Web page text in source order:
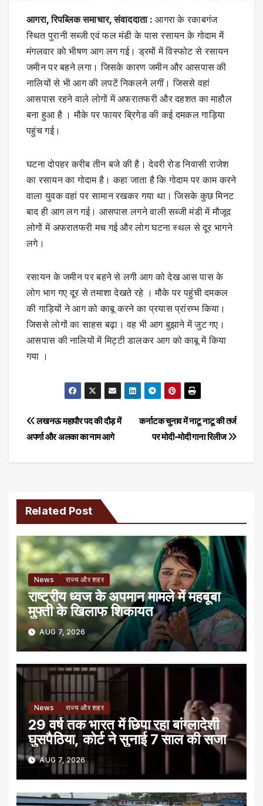
आगरा, रिपब्लिक समाचार, संवाददाता : आगरा के रकाबगंज
स्थित पुरानी सब्जी एवं फल मंडी के पास रसायन के गोदाम में
मंगलवार काे भीषण आग लग गई। ड्रमों में विस्फोट से रसायन
जमीन पर बहने लगा। जिसके कारण जमीन और आसपास की
नालियों से भी आग की लपटें निकलने लगीं। जिससे वहां
आसपास रहने वाले लोगों में अफरातफरी और दहशत का माहौल
बना हुआ है । मौके पर फायर ब्रिगेड की कई दमकल गाड़िया
पहुंच गई।
घटना दोपहर करीब तीन बजे की है। देवरी रोड निवासी राजेश
का रसायन का गोदाम है। कहा जाता है कि गोदाम पर काम करने
वाला युवक वहां पर सामान रखकर गया था। जिसके कुछ मिनट
बाद ही आग लग गई। आसपास लगने वाली सब्जी मंडी में मौजूद
लोगों में अफरातफरी मच गई और लोग घटना स्थल से दूर भागने
लगे।
रसायन के जमीन पर बहने से लगी आग को देख आस पास के
लोग भाग गए दूर से तमाशा देखते रहे । मौके पर पहुंची दमकल
की गाड़ियों ने आग को काबू करने का प्रयास प्रांरम्भ किया।
जिससे लोगों का साहस बढ़ा। वह भी आग बुझाने में जुट गए।
आसपास की नालियों में मिट्टी डालकर आग को काबू में किया
गया ।
Post
navigation
कर्नाटक चुनाव में नाटू नाटू की तर्ज
पर मोदी-मोदी गाना रिलीज
लखनऊ महापौर पद की दौड़ में
अपर्णा और अलका का नाम आगे
Related Post
News राज्य और शहर
राष्ट्रीय ध्वज के अपमान मामले में महबूबा
मुफ्ती के खिलाफ शिकायत
AUG 7, 2026
News राज्य और शहर
29 वर्ष तक भारत में छिपा रहा बांग्लादेशी
घुसपैठिया, कोर्ट ने सुनाई 7 साल की सजा
AUG 7, 2026